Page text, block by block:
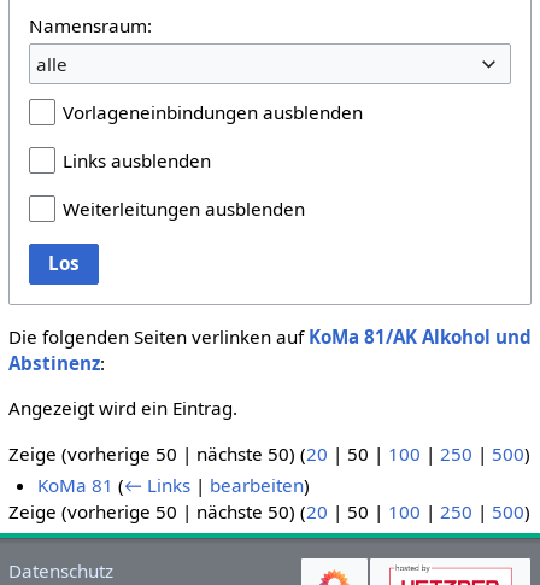
Namensraum:
alle
Vorlageneinbindungen ausblenden
Links ausblenden
Weiterleitungen ausblenden
Los
Die folgenden Seiten verlinken auf KoMa 81/AK Alkohol und
Abstinenz:
Angezeigt wird ein Eintrag.
Zeige (vorherige 50 | nächste 50) (20 | 50 | 100 | 250 | 500)
KoMa 81 (← Links | bearbeiten)
Zeige (vorherige 50 | nächste 50) (20 | 50 | 100 | 250 | 500)
Datenschutz